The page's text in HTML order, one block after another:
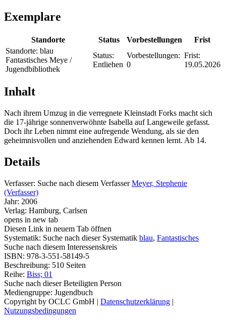
Exemplare
Standorte Status Vorbestellungen
Frist
Standorte: blau
Fantastisches Meye /
Jugendbibliothek
Status:
Entliehen
Vorbestellungen:
0
Frist:
19.05.2026
Inhalt
Nach ihrem Umzug in die verregnete Kleinstadt Forks macht sich
die 17-jährige sonnenverwöhnte Isabella auf Langeweile gefasst.
Doch ihr Leben nimmt eine aufregende Wendung, als sie den
geheimnisvollen und anziehenden Edward kennen lernt. Ab 14.
Details
Verfasser: Suche nach diesem Verfasser Meyer, Stephenie
(Verfasser)
Jahr: 2006
Verlag: Hamburg, Carlsen
opens in new tab
Diesen Link in neuem Tab öffnen
Systematik: Suche nach dieser Systematik blau, Fantastisches
Suche nach diesem Interessenskreis
ISBN: 978-3-551-58149-5
Beschreibung: 510 Seiten
Reihe: Biss; 01
Suche nach dieser Beteiligten Person
Mediengruppe: Jugendbuch
Copyright by OCLC GmbH | Datenschutzerklärung |
Nutzungsbedingungen